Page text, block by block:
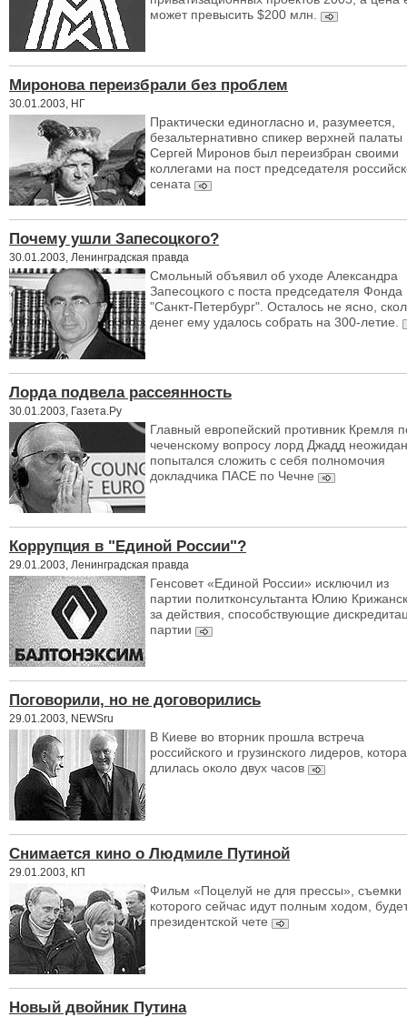
может превысить $200 млн.
Миронова переизбрали без проблем
30.01.2003, НГ
Практически единогласно и, разумеется,
безальтернативно спикер верхней палаты
Сергей Миронов был переизбран своими
коллегами на пост председателя
сената
Почему ушли Запесоцкого?
30.01.2003, Ленинградская правда
Смольный объявил об уходе Александра
Запесоцкого с поста председателя Фонда
"Санкт-Петербург". Осталось не ясно,
денег ему удалось собрать на 300-летие.
Лорда подвела рассеянность
30.01.2003, Газета.Ру
Главный европейский противник Кремля
чеченскому вопросу лорд Джадд
попытался сложить с себя полномочия
докладчика ПАСЕ по Чечне
Коррупция в "Единой России"?
29.01.2003, Ленинградская правда
Генсовет «Единой России» исключил из
партии политконсультанта Юлию
за действия, способствующие
партии
Поговорили, но не договорились
29.01.2003, NEWSru
В Киеве во вторник прошла встреча
российского и грузинского лидеров,
длилась около двух часов
Снимается кино о Людмиле Путиной
29.01.2003, КП
Фильм «Поцелуй не для прессы», съемки
которого сейчас идут полным ходом,
президентской чете
Новый двойник Путина